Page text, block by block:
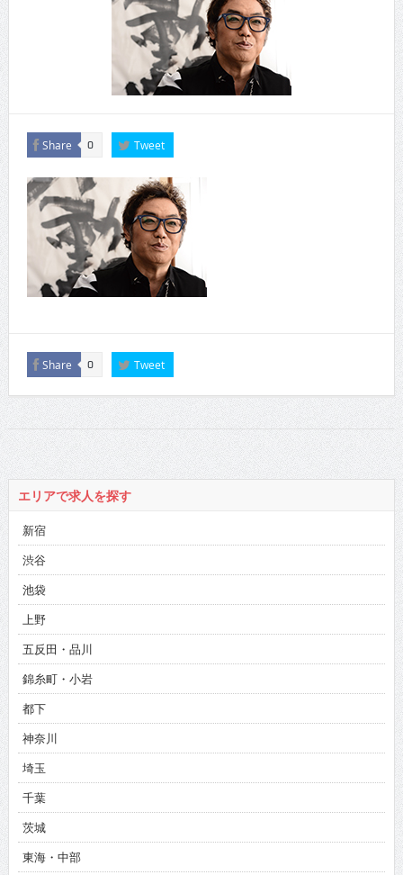
CINEMA×STYLE 286号
CINEMA×STYLE 285号
CINEMA×STYLE 294号
Share 0 Tweet
Share 0 Tweet
エリアで求人を探す
新宿
渋谷
池袋
上野
五反田・品川
錦糸町・小岩
都下
神奈川
埼玉
千葉
茨城
東海・中部